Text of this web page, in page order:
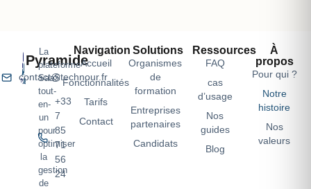
Pyramide
La
plateforme
SaaS
tout-
en-
un
pour
optimiser
la
gestion
de
contact@technour.fr
+33
7
85
71
56
24
Navigation
Accueil
Fonctionnalités
Tarifs
Contact
Solutions
Organismes
de
formation
Entreprises
partenaires
Candidats
Ressources
FAQ
cas
d’usage
Nos
guides
Blog
À
propos
Pour qui ?
Notre
histoire
Nos
valeurs